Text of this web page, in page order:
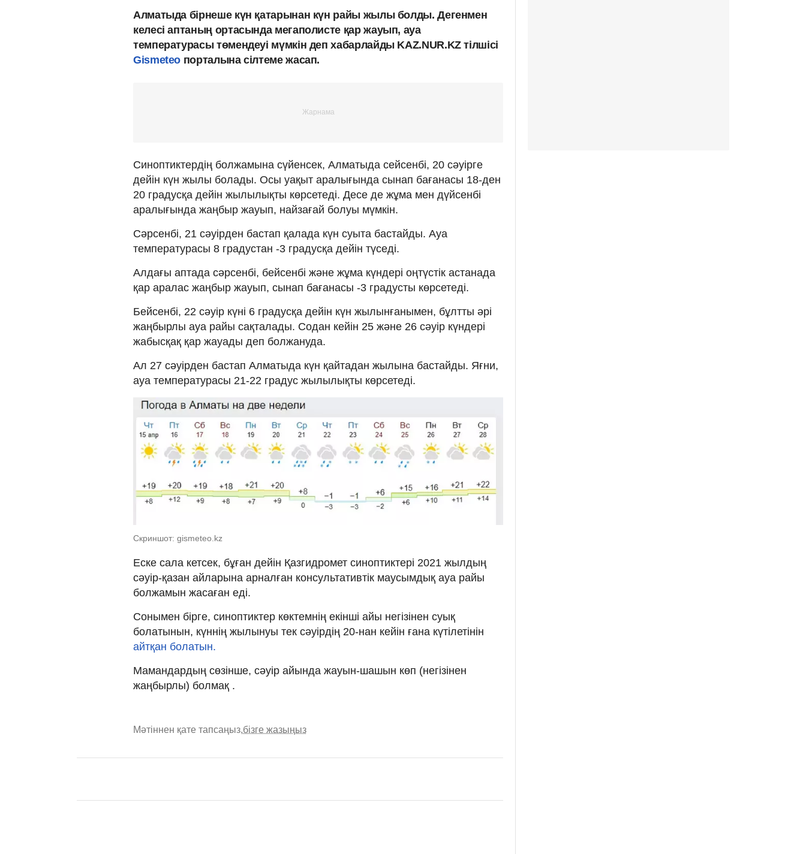
Алматыда бірнеше күн қатарынан күн райы жылы болды. Дегенмен
келесі аптаның ортасында мегаполисте қар жауып, ауа
температурасы төмендеуі мүмкін деп хабарлайды KAZ.NUR.KZ тілшісі
Gismeteo порталына сілтеме жасап.
Синоптиктердің болжамына сүйенсек, Алматыда сейсенбі, 20 сәуірге
дейін күн жылы болады. Осы уақыт аралығында сынап бағанасы 18-ден
20 градусқа дейін жылылықты көрсетеді. Десе де жұма мен дүйсенбі
аралығында жаңбыр жауып, найзағай болуы мүмкін.
Сәрсенбі, 21 сәуірден бастап қалада күн суыта бастайды. Ауа
температурасы 8 градустан -3 градусқа дейін түседі.
Алдағы аптада сәрсенбі, бейсенбі және жұма күндері оңтүстік астанада
қар аралас жаңбыр жауып, сынап бағанасы -3 градусты көрсетеді.
Бейсенбі, 22 сәуір күні 6 градусқа дейін күн жылынғанымен, бұлтты әрі
жаңбырлы ауа райы сақталады. Содан кейін 25 және 26 сәуір күндері
жабысқақ қар жауады деп болжануда.
Ал 27 сәуірден бастап Алматыда күн қайтадан жылына бастайды. Яғни,
ауа температурасы 21-22 градус жылылықты көрсетеді.
Скриншот: gismeteo.kz
Еске сала кетсек, бұған дейін Қазгидромет синоптиктері 2021 жылдың
сәуір-қазан айларына арналған консультативтік маусымдық ауа райы
болжамын жасаған еді.
Сонымен бірге, синоптиктер көктемнің екінші айы негізінен суық
болатынын, күннің жылынуы тек сәуірдің 20-нан кейін ғана күтілетінін
айтқан болатын.
Мамандардың сөзінше, сәуір айында жауын-шашын көп (негізінен
жаңбырлы) болмақ .
Мәтіннен қате тапсаңыз,бізге жазыңыз